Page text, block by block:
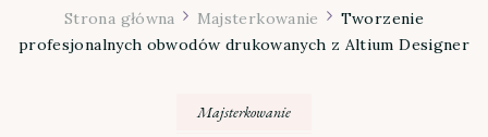
Strona główna Majsterkowanie
Tworzenie
profesjonalnych obwodów drukowanych z Altium Designer
Majsterkowanie